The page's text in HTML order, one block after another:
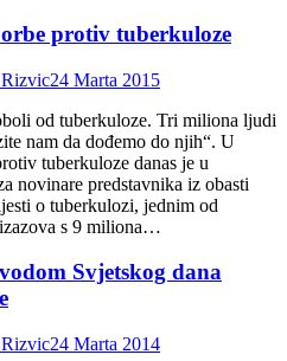
protiv tuberkuloze
24 Marta 2015
od tuberkuloze. Tri miliona ljudi
nam da dođemo do njih“. U
tuberkuloze danas je u
novinare predstavnika iz obasti
o tuberkulozi, jednim od
s 9 miliona…
Svjetskog dana
24 Marta 2014